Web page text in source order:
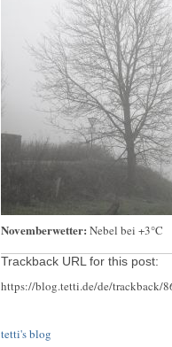
Novemberwetter: Nebel bei +3°C
Trackback URL for this post:
https://blog.tetti.de/de/trackback/
tetti's blog